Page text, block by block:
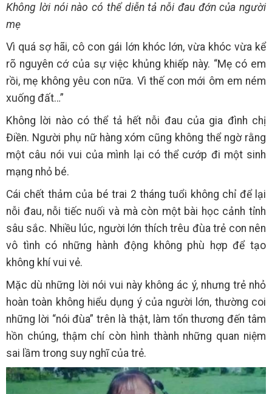
Không lời nói nào có thể diễn tả nỗi đau đớn của người
mẹ
Vì quá sợ hãi, cô con gái lớn khóc lớn, vừa khóc vừa kể
rõ nguyên cớ của sự việc khủng khiếp này. “Mẹ có em
rồi, mẹ không yêu con nữa. Vì thế con mới ôm em ném
xuống đất…”
Không lời nào có thể tả hết nỗi đau của gia đình chị
Điền. Người phụ nữ hàng xóm cũng không thể ngờ rằng
một câu nói vui của mình lại có thể cướp đi một sinh
mạng nhỏ bé.
Cái chết thảm của bé trai 2 tháng tuổi không chỉ để lại
nỗi đau, nỗi tiếc nuối và mà còn một bài học cảnh tỉnh
sâu sắc. Nhiều lúc, người lớn thích trêu đùa trẻ con nên
vô tình có những hành động không phù hợp để tạo
không khí vui vẻ.
Mặc dù những lời nói vui này không ác ý, nhưng trẻ nhỏ
hoàn toàn không hiểu dụng ý của người lớn, thường coi
những lời “nói đùa” trên là thật, làm tổn thương đến tâm
hồn chúng, thậm chí còn hình thành những quan niệm
sai lầm trong suy nghĩ của trẻ.